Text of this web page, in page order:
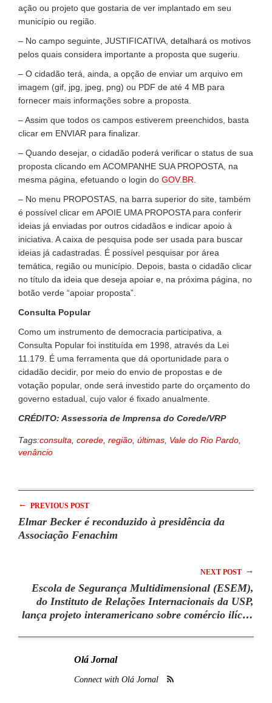
ação ou projeto que gostaria de ver implantado em seu
município ou região.
– No campo seguinte, JUSTIFICATIVA, detalhará os motivos
pelos quais considera importante a proposta que sugeriu.
– O cidadão terá, ainda, a opção de enviar um arquivo em
imagem (gif, jpg, jpeg, png) ou PDF de até 4 MB para
fornecer mais informações sobre a proposta.
– Assim que todos os campos estiverem preenchidos, basta
clicar em ENVIAR para finalizar.
– Quando desejar, o cidadão poderá verificar o status de sua
proposta clicando em ACOMPANHE SUA PROPOSTA, na
mesma página, efetuando o login do GOV.BR
– No menu PROPOSTAS, na barra superior do site, também
é possível clicar em APOIE UMA PROPOSTA para conferir
ideias já enviadas por outros cidadãos e indicar apoio à
iniciativa. A caixa de pesquisa pode ser usada para buscar
ideias já cadastradas. É possível pesquisar por área
temática, região ou município. Depois, basta o cidadão clicar
no título da ideia que deseja apoiar e, na próxima página, no
botão verde “apoiar proposta”.
Consulta Popular
Como um instrumento de democracia participativa, a
Consulta Popular foi instituída em 1998, através da Lei
11.179. É uma ferramenta que dá oportunidade para o
cidadão decidir, por meio do envio de propostas e de
votação popular, onde será investido parte do orçamento do
governo estadual, cujo valor é fixado anualmente.
CRÉDITO: Assessoria de Imprensa do Corede/VRP
Tags:consulta corede região últimas Vale do Rio Pardo
venâncio
← PREVIOUS POST
Elmar Becker é reconduzido à presidência da
Associação Fenachim
NEXT POST →
Escola de Segurança Multidimensional (ESEM),
do Instituto de Relações Internacionais da USP,
lança projeto interamericano sobre comércio ilícito
forças policiais
Olá Jornal
Connect with Olá Jornal